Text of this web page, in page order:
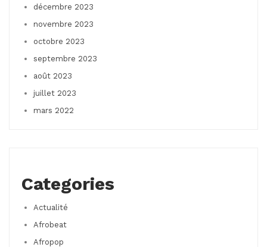
décembre 2023
novembre 2023
octobre 2023
septembre 2023
août 2023
juillet 2023
mars 2022
Categories
Actualité
Afrobeat
Afropop